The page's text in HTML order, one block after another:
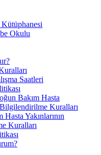
Okulu
Saatleri
Bakım Hasta
Bilgilendirilme Kuralları
Hasta Yakınlarının
Kuralları